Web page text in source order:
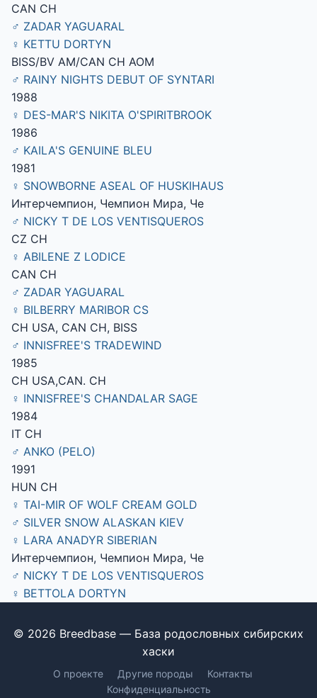
CAN CH
♂ ZADAR YAGUARAL
♀ KETTU DORTYN
BISS/BV AM/CAN CH AOM
♂ RAINY NIGHTS DEBUT OF SYNTARI
1988
♀ DES-MAR'S NIKITA O'SPIRITBROOK
1986
♂ KAILA'S GENUINE BLEU
1981
♀ SNOWBORNE ASEAL OF HUSKIHAUS
Интерчемпион, Чемпион Мира, Че
♂ NICKY T DE LOS VENTISQUEROS
CZ CH
♀ ABILENE Z LODICE
CAN CH
♂ ZADAR YAGUARAL
♀ BILBERRY MARIBOR CS
CH USA, CAN CH, BISS
♂ INNISFREE'S TRADEWIND
1985
CH USA,CAN. CH
♀ INNISFREE'S CHANDALAR SAGE
1984
IT CH
♂ ANKO (PELO)
1991
HUN CH
♀ TAI-MIR OF WOLF CREAM GOLD
♂ SILVER SNOW ALASKAN KIEV
♀ LARA ANADYR SIBERIAN
Интерчемпион, Чемпион Мира, Че
♂ NICKY T DE LOS VENTISQUEROS
♀ BETTOLA DORTYN
© 2026 Breedbase — База родословных сибирских
хаски
О проекте Другие породы
Контакты
Конфиденциальность